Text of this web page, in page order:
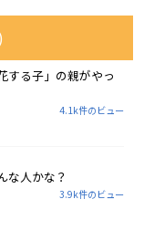
する子」の親がやっ
4.1k件のビュー
な人かな？
3.9k件のビュー